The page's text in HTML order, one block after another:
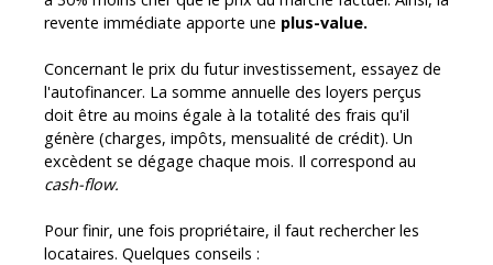
revente immédiate apporte une plus-value.
Concernant le prix du futur investissement, essayez de
l'autofinancer. La somme annuelle des loyers perçus
doit être au moins égale à la totalité des frais qu'il
génère (charges, impôts, mensualité de crédit). Un
excèdent se dégage chaque mois. Il correspond au
cash-flow.
Pour finir, une fois propriétaire, il faut rechercher les
locataires. Quelques conseils :